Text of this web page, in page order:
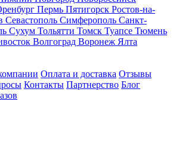
Пермь Пятигорск Ростов-на-
Севастополь Симферополь Санкт-
Сухум Тольятти Томск Туапсе Тюмень
Волгоград Воронеж Ялта
Оплата и доставка Отзывы
Контакты Партнерство Блог